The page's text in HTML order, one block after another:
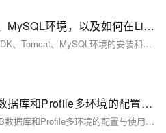
安装和配置JDK、Tomcat、MySQL环境，以及如何在Linux下更改后端端口。
遵循这些步骤，你可以顺利完成JDK、Tomcat、MySQL环境的安装和配置，并在Linux下更改后端端口。祝你顺利！
JDK、Tomcat、MariaDB数据库和Profile多环境的配置与使用
以上就是JDK、Tomcat、MariaDB数据库和Profile多环境的配置与使用的基本步骤。这些步骤可能会因为你的具体需求和环境而有所不同，但是基本的思路是一样的。希望这些信息能够帮助你更好地理解和使用这些工具。